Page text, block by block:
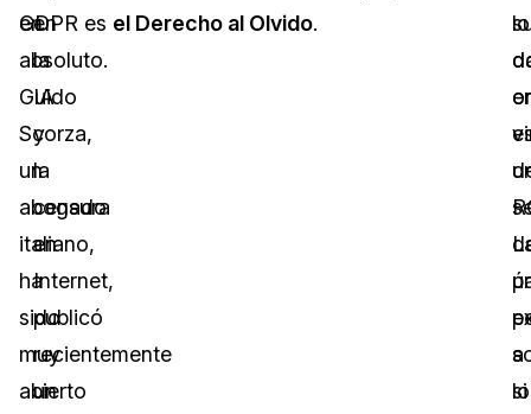
en
la
IA
y
la
censura
en
Internet,
publicó
recientemente
un
en
absoluto.
Guido
Scorza,
un
abogado
italiano,
ha
sido
muy
abierto
GDPR es el Derecho al Olvido.
a
si